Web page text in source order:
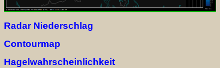
Radar Niederschlag
Contourmap
Hagelwahrscheinlichkeit